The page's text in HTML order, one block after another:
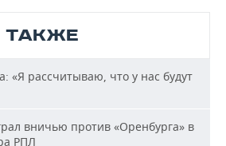
ТАКЖЕ
«Я рассчитываю, что у нас будут
вничью против «Оренбурга» в
РПЛ